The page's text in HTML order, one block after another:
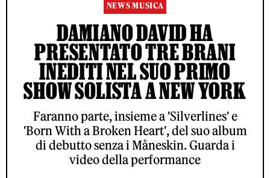
NEWS MUSICA
DAMIANO DAVID HA
PRESENTATO TRE BRANI
INEDITI NEL SUO PRIMO
SHOW SOLISTA A NEW YORK
Faranno parte, insieme a 'Silverlines' e
'Born With a Broken Heart', del suo album
di debutto senza i Måneskin. Guarda i
video della performance